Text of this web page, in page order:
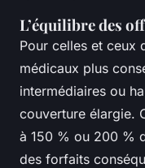
L’équilibre des
Pour celles et ceux
médicaux plus
intermédiaires ou
couverture élargie.
à 150 % ou 200 %
des forfaits